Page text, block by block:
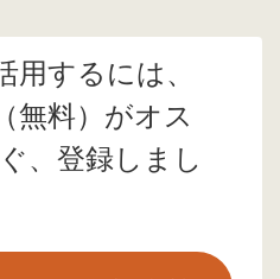
用するには、
無料）がオス
、登録しまし